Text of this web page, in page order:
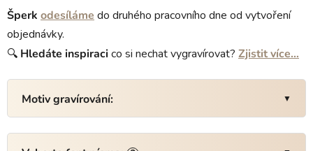
Šperk odesíláme do druhého pracovního dne od vytvoření
objednávky.
🔍 Hledáte inspiracico si nechat vygravírovat? Zjistit více…
Motiv gravírování: